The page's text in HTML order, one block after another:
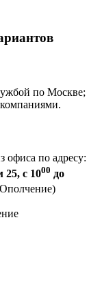
по Москве;
офиса по адресу:
25, с 1000 до